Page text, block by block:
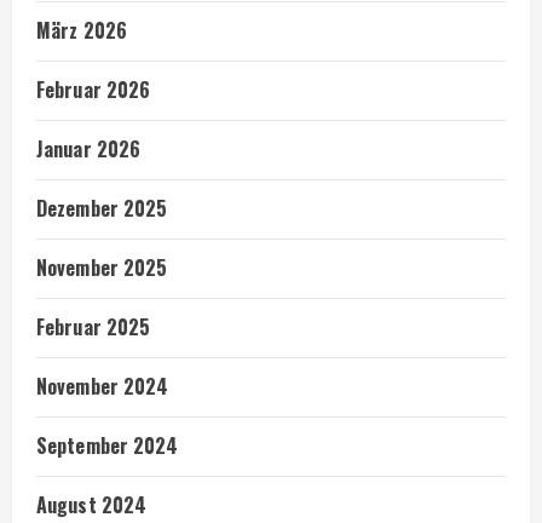
März 2026
Februar 2026
Januar 2026
Dezember 2025
November 2025
Februar 2025
November 2024
September 2024
August 2024